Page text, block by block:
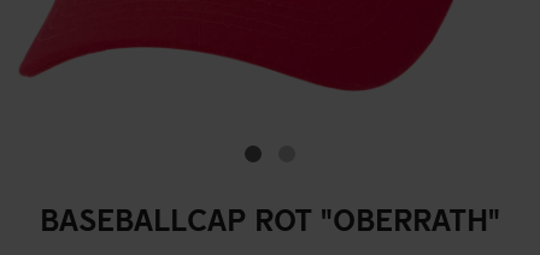
BASEBALLCAP ROT "OBERRATH"